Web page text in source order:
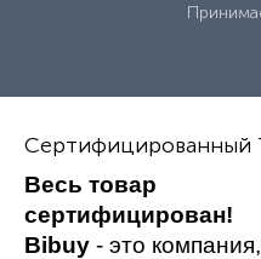
Сертифицированный
Весь товар
сертифицирован!
Bibuy - это компания,